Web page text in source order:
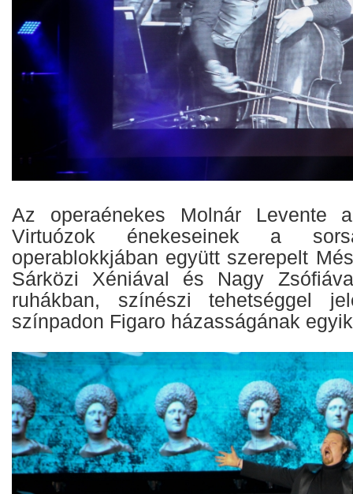
Az operaénekes Molnár Levente
Virtuózok énekeseinek a
operablokkjában együtt szerepelt
Sárközi Xéniával és Nagy
ruhákban, színészi tehetséggel
színpadon Figaro házasságának